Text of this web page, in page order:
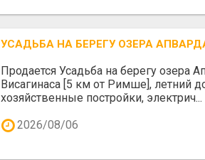
УСАДЬБА НА БЕРЕГУ ОЗЕРА
Продается Усадьба на берегу озера
Висагинаса [5 км от Римше], летний
хозяйственные постройки, электрич...
2026/08/06